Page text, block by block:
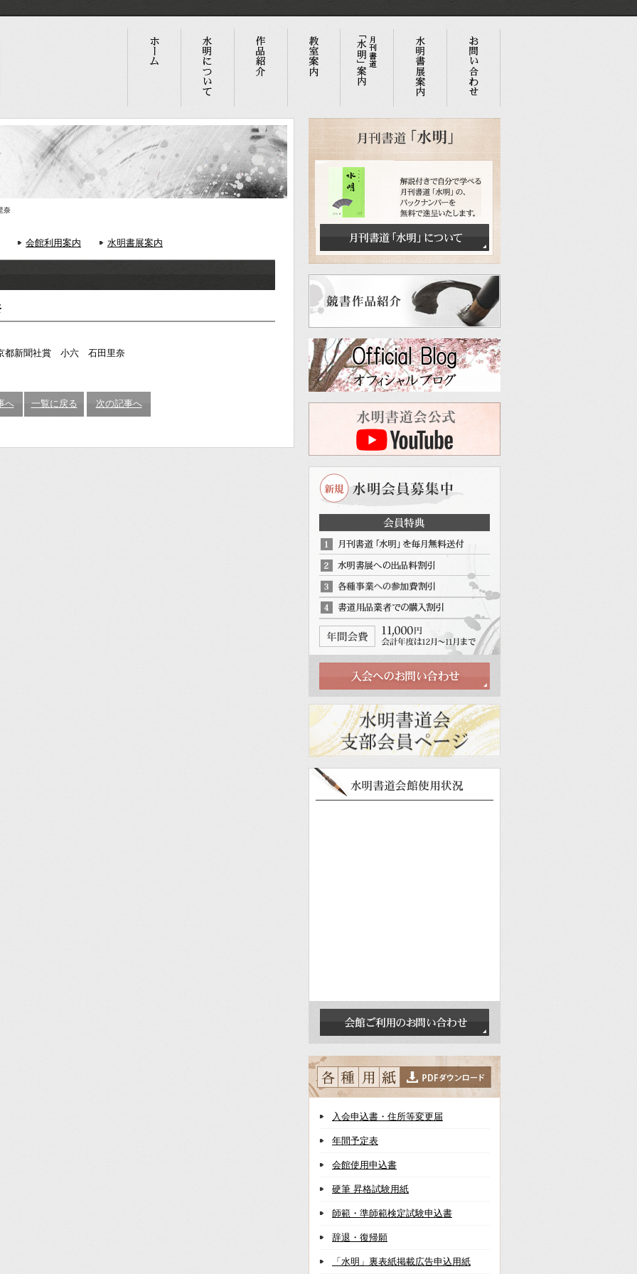
奈
会館利用案内 水明書展案内
へ 一覧に戻る 次の記事へ
入会申込書・住所等変更届
年間予定表
会館使用申込書
硬筆 昇格試験用紙
師範・準師範検定試験申込書
辞退・復帰願
「水明」裏表紙掲載広告申込用紙